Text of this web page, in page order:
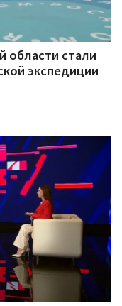
области стали
экспедиции